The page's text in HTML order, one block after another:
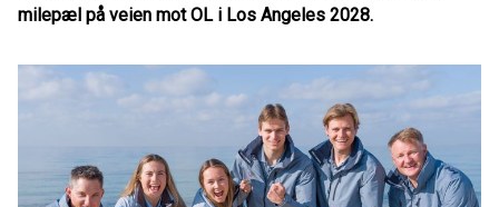
milepæl på veien mot OL i Los Angeles 2028.